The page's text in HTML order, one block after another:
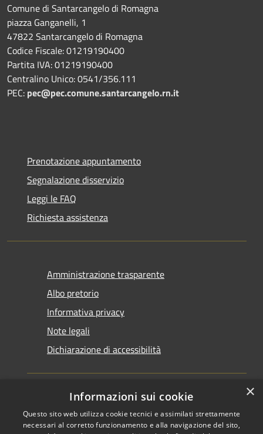
Comune di Santarcangelo di Romagna
piazza Ganganelli, 1
47822 Santarcangelo di Romagna
Codice Fiscale: 01219190400
Partita IVA: 01219190400
Centralino Unico: 0541/356.111
PEC: pec@pec.comune.santarcangelo.rn.it
Prenotazione appuntamento
Segnalazione disservizio
Leggi le FAQ
Richiesta assistenza
Amministrazione trasparente
Albo pretorio
Informativa privacy
Note legali
Dichiarazione di accessibilità
RSS
Copyright © 2026 • Comune di
×
Informazioni sui cookie
Questo sito web utilizza cookie tecnici e assimilati strettamente
necessari al corretto funzionamento e alla navigazione del sito,